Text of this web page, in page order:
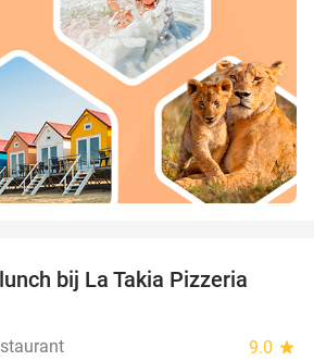
bij La Takia Pizzeria
9.0 star